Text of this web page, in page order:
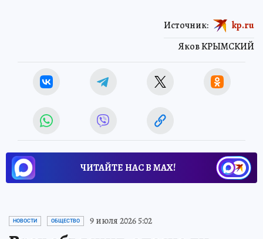
Яков КРЫМСКИЙ
Источник: kp.ru
ЧИТАЙТЕ НАС В МАХ!
НОВОСТИ ОБЩЕСТВО 9 июля 2026 5:02